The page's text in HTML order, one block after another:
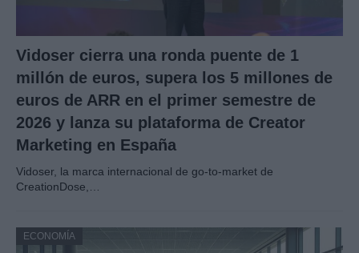
Vidoser cierra una ronda puente de 1
millón de euros, supera los 5 millones de
euros de ARR en el primer semestre de
2026 y lanza su plataforma de Creator
Marketing en España
Vidoser, la marca internacional de go-to-market de
CreationDose,…
ECONOMÍA